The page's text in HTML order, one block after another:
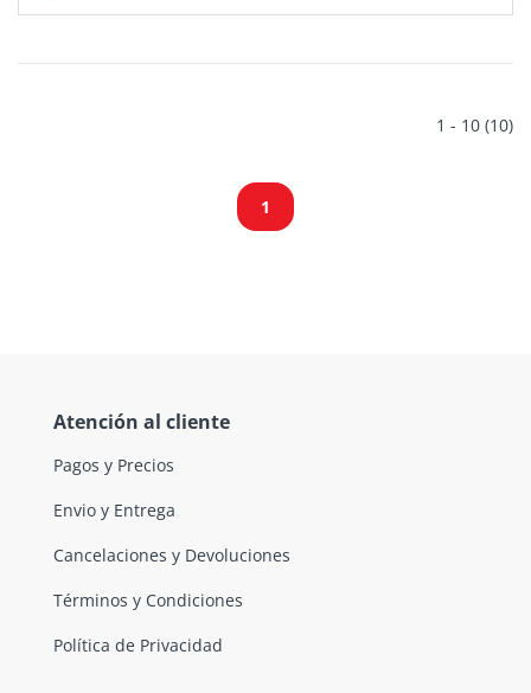
1 - 10 (10)
1
Atención al cliente
Pagos y Precios
Envio y Entrega
Cancelaciones y Devoluciones
Términos y Condiciones
Política de Privacidad